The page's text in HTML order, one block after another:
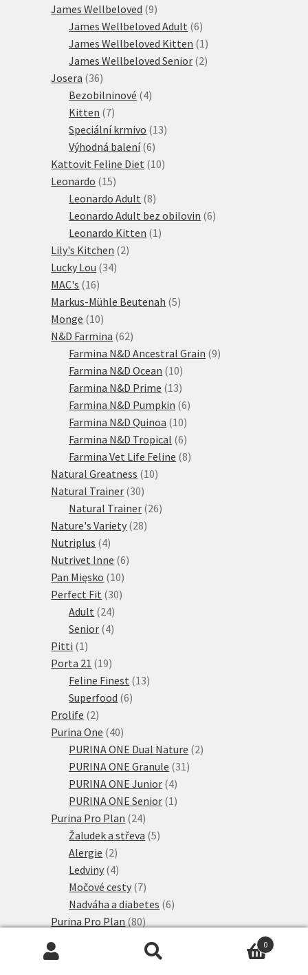
produktů
James Wellbeloved 99
produktů
James Wellbeloved Adult 66
produktů
James Wellbeloved Kitten 1 1
produkt
James Wellbeloved Senior 22
Josera 3636
produktů
Bezobilninové 44
Kitten 77
produktů
Speciální krmivo 1313
Výhodná balení 66
produktů
Kattovit Feline Diet 1010
Leonardo 1515
produktů
Leonardo Adult 88
produktů
Leonardo Adult bez obilovin 66
Leonardo Kitten 1 1
Lily's Kitchen 22
Lucky Lou 3434
MAC's 1616
produktů
Markus-Mühle Beutenah 55
Monge 1010
produktů
N&D Farmina 6262
produktů
Farmina N&D Ancestral Grain 99
Farmina N&D Ocean 1010
produktů
Farmina N&D Prime 1313
produktů
Farmina N&D Pumpkin 66
Farmina N&D Quinoa 1010
produktů
Farmina N&D Tropical 66
produktů
Farmina Vet Life Feline 88
Natural Greatness 1010
Natural Trainer 3030
produktů
Natural Trainer 2626
Nature's Variety 2828
Nutriplus 44
produkty
Nutrivet Inne 66
Pan Mięsko 1010
produktů
Perfect Fit 3030
Adult 2424
produktů
Senior 44
Pitti 1 1
produkt
Porta 21 1919
produktů
Feline Finest 1313
Superfood 66
Prolife 22
produkty
Purina One 4040
produktů
PURINA ONE Dual Nature 22
PURINA ONE Granule 31 31
PURINA ONE Junior 44
produkty
PURINA ONE Senior 1 1
Purina Pro Plan 2424
produktů
Žaludek a střeva 55
Alergie 22
produkty
Ledviny 44
produkty
Močové cesty 77
produktů
Nadváha a diabetes 66
Purina Pro Plan 8080
produktů
PURINA PRO PLAN
0